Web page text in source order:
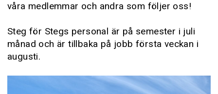
våra medlemmar och andra som följer oss!
Steg för Stegs personal är på semester i juli
månad och är tillbaka på jobb första veckan i
augusti.